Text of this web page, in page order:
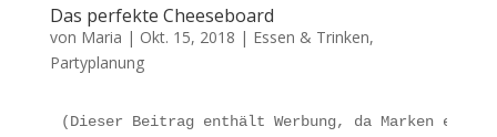
Das perfekte Cheeseboard
von Maria | Okt. 15, 2018 | Essen & Trinken,
Partyplanung
(Dieser Beitrag enthält Werbung, da Marken